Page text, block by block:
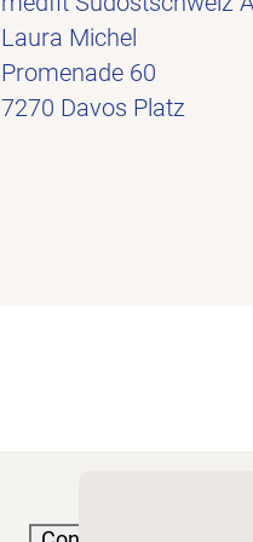
Laura Michel
Promenade 60
7270 Davos Platz